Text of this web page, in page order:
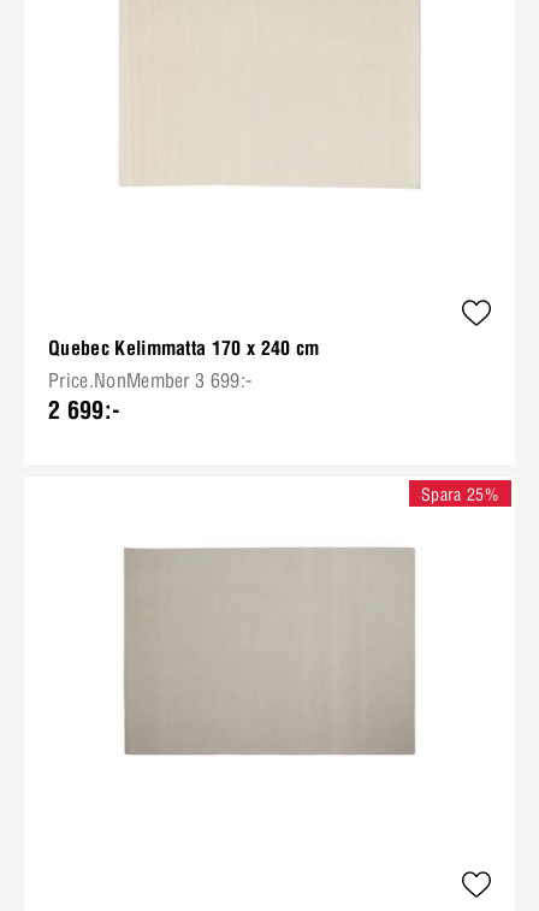
Quebec Kelimmatta 170 x 240 cm
Price.NonMember 3 699:-
2 699:-
Spara 25%